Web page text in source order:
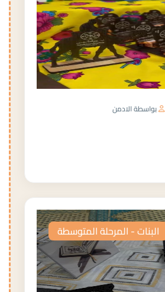
بواسطة الادمن
البنات - المرحلة المتوسطة